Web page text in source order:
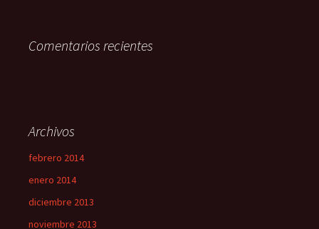
Comentarios recientes
Archivos
febrero 2014
enero 2014
diciembre 2013
noviembre 2013